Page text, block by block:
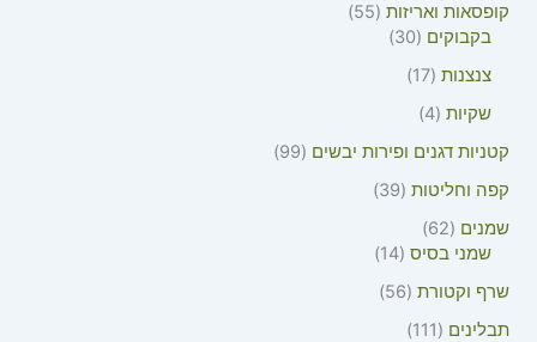
קופסאות ואריזות 55
בקבוקים
30
צנצנות 17
שקיות 4
קטניות דגנים ופירות יבשים
99
קפה וחליטות 39
שמנים
62
שמני בסיס 14
שרף וקטורת 56
תבלינים
111